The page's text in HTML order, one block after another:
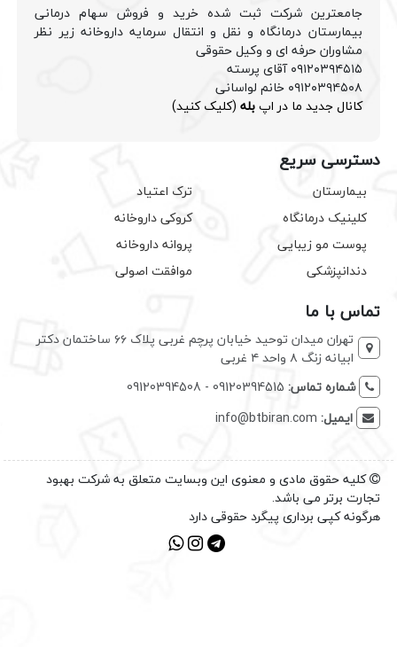
جامعترین شرکت ثبت شده خرید و فروش سهام درمانی
بیمارستان درمانگاه و نقل و انتقال سرمایه داروخانه زیر نظر
مشاوران حرفه ای و وکیل حقوقی
۰۹۱۲۰۳۹۴۵۱۵ آقای پرسته
۰۹۱۲۰۳۹۴۵۰۸ خانم لواسانی
کانال جدید ما در اپبله (کلیک کنید)
دسترسی سریع
بیمارستان
کلینیک درمانگاه
پوست مو زیبایی
دندانپزشکی
ترک اعتیاد
کروکی داروخانه
پروانه داروخانه
موافقت اصولی
تماس با ما
تهران میدان توحید خیابان پرچم غربی پلاک ۶۶ ساختمان دکتر
ابیانه زنگ ۸ واحد ۴ غربی
شماره تماس: 09120394515 - 09120394508
ایمیل: info@btbiran.com
کلیه حقوق مادی و معنوی این وبسایت متعلق به شرکت بهبود
تجارت برتر می باشد.
هرگونه کپی برداری پیگرد حقوقی دارد